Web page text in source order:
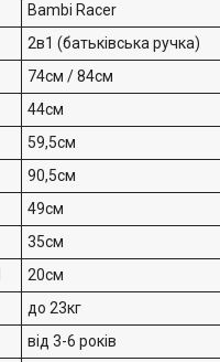
Bambi Racer
2в1 (батьківська ручка)
74см / 84см
44см
59,5см
90,5см
49см
35см
20см
до 23кг
від 3-6 років